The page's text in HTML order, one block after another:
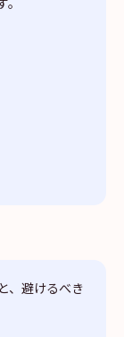
、避けるべき